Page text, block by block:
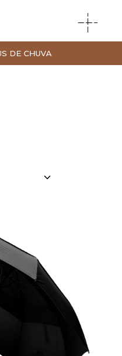
DE CHUVA